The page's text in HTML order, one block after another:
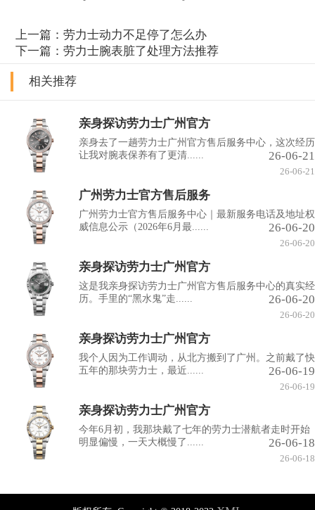
上一篇：劳力士动力不足停了怎么办
下一篇：劳力士腕表脏了处理方法推荐
相关推荐
亲身探访劳力士广州官方
亲身去了一趟劳力士广州官方售后服务中心，这次经历
让我对腕表保养有了更清......
26-06-21
26-06-21
广州劳力士官方售后服务
广州劳力士官方售后服务中心｜最新服务电话及地址权
威信息公示（2026年6月最......
26-06-20
26-06-20
亲身探访劳力士广州官方
这是我亲身探访劳力士广州官方售后服务中心的真实经
历。手里的“黑水鬼”走......
26-06-20
26-06-20
亲身探访劳力士广州官方
我个人因为工作调动，从北方搬到了广州。之前戴了快
五年的那块劳力士，最近......
26-06-19
26-06-19
亲身探访劳力士广州官方
今年6月初，我那块戴了七年的劳力士潜航者走时开始
明显偏慢，一天大概慢了......
26-06-18
26-06-18